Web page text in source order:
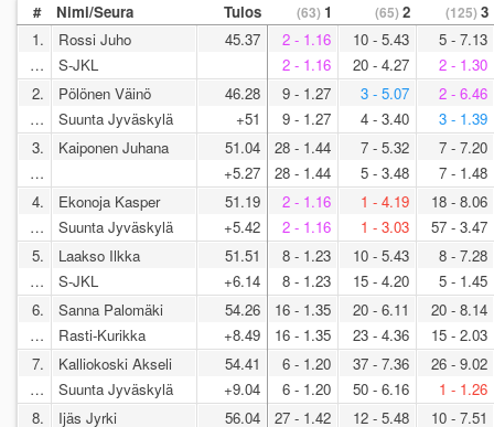
# Nimi/Seura Tulos (63) 1 (65)2 (125)3
1.
…
Rossi Juho
S-JKL
45.37
2 - 1.16
2 - 1.16
10 - 5.43
20 - 4.27
5 - 7.13
2 - 1.30
2.
…
Pölönen Väinö
Suunta Jyväskylä
46.28
+51
9 - 1.27
9 - 1.27
3 - 5.07
4 - 3.40
2 - 6.46
3 - 1.39
3.
…
Kaiponen Juhana
51.04
+5.27
28 - 1.44
28 - 1.44
7 - 5.32
5 - 3.48
7 - 7.20
7 - 1.48
4.
…
Ekonoja Kasper
Suunta Jyväskylä
51.19
+5.42
2 - 1.16
2 - 1.16
1 - 4.19
1 - 3.03
18 - 8.06
57 - 3.47
5.
…
Laakso Ilkka
S-JKL
51.51
+6.14
8 - 1.23
8 - 1.23
10 - 5.43
15 - 4.20
8 - 7.28
5 - 1.45
6.
…
Sanna Palomäki
Rasti-Kurikka
54.26
+8.49
16 - 1.35
16 - 1.35
20 - 6.11
23 - 4.36
20 - 8.14
15 - 2.03
7.
…
Kalliokoski Akseli
Suunta Jyväskylä
54.41
+9.04
6 - 1.20
6 - 1.20
37 - 7.36
50 - 6.16
26 - 9.02
1 - 1.26
8.
Ijäs Jyrki 56.04 27 - 1.42 12 - 5.48 10 - 7.51